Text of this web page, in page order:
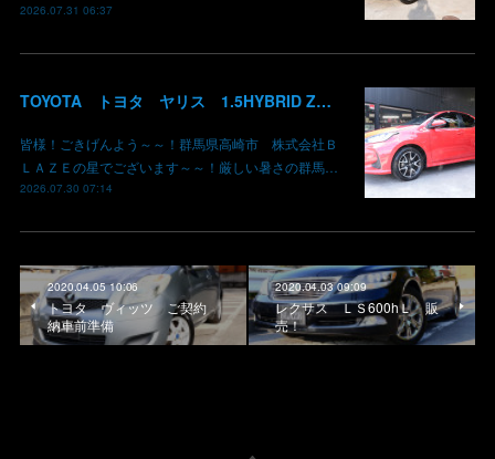
2026.07.31 06:37
TOYOTA トヨタ ヤリス 1.5HYBRID Z 御納車 MXPH10 コーラルクリスタルシャイン 3U7 群馬県高崎市 株式会社BLAZE
皆様！ごきげんよう～～！群馬県高崎市 株式会社Ｂ
ＬＡＺＥの星でございます～～！厳しい暑さの群馬…
2026.07.30 07:14
2020.04.05 10:06
トヨタ ヴィッツ ご契約
納車前準備
2020.04.03 09:09
レクサス ＬＳ600hＬ 販
売！